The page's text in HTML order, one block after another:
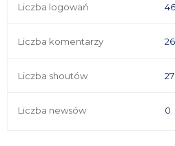
Liczba logowań
Liczba komentarzy
Liczba shoutów
Liczba newsów 0